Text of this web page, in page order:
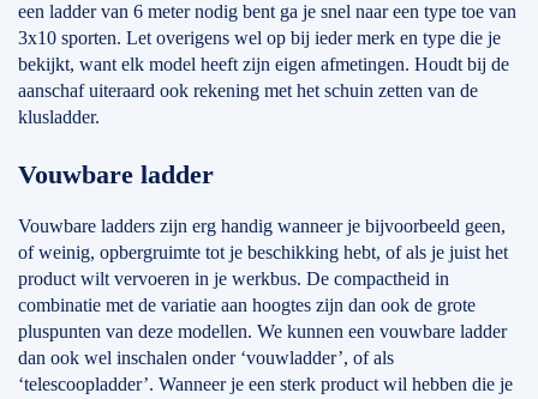
een ladder van 6 meter nodig bent ga je snel naar een type toe van
3x10 sporten. Let overigens wel op bij ieder merk en type die je
bekijkt, want elk model heeft zijn eigen afmetingen. Houdt bij de
aanschaf uiteraard ook rekening met het schuin zetten van de
klusladder.
Vouwbare ladder
Vouwbare ladders zijn erg handig wanneer je bijvoorbeeld geen,
of weinig, opbergruimte tot je beschikking hebt, of als je juist het
product wilt vervoeren in je werkbus. De compactheid in
combinatie met de variatie aan hoogtes zijn dan ook de grote
pluspunten van deze modellen. We kunnen een vouwbare ladder
dan ook wel inschalen onder ‘vouwladder’, of als
‘telescoopladder’. Wanneer je een sterk product wil hebben die je